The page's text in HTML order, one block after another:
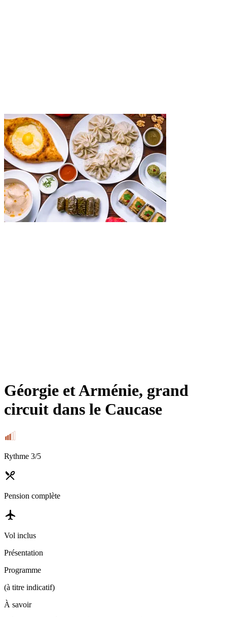
Géorgie et Arménie, grand
circuit dans le Caucase
Rythme 3/5
Pension complète
Vol inclus
Présentation
Programme
(à titre indicatif)
À savoir